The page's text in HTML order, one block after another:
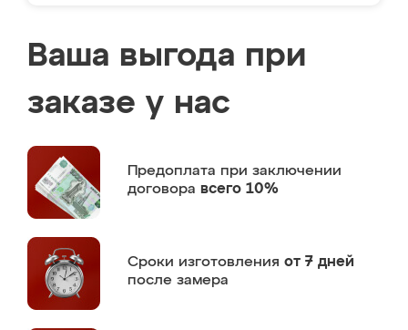
Ваша выгода при
заказе у нас
Предоплата при заключении
договора всего 10%
Сроки изготовления от 7 дней
после замера